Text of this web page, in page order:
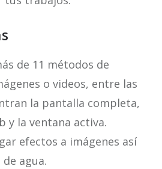
de 11 métodos de
o videos, entre las
la pantalla completa,
y la ventana activa.
efectos a imágenes así
agua.